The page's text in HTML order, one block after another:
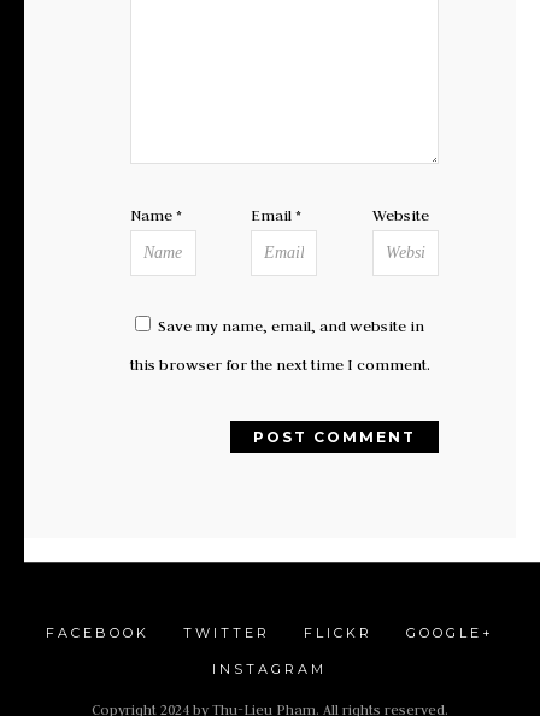
Name* Email* Website
Save my name, email, and website in
this browser for the next time I comment.
FACEBOOK TWITTER FLICKR GOOGLE+
INSTAGRAM
Copyright 2024 by Thu-Lieu Pham. All rights reserved.